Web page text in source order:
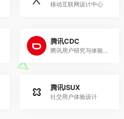
移动互联网设计中心
腾讯CDC
腾讯用户研究与体验设计中心
腾讯ISUX
社交用户体验设计